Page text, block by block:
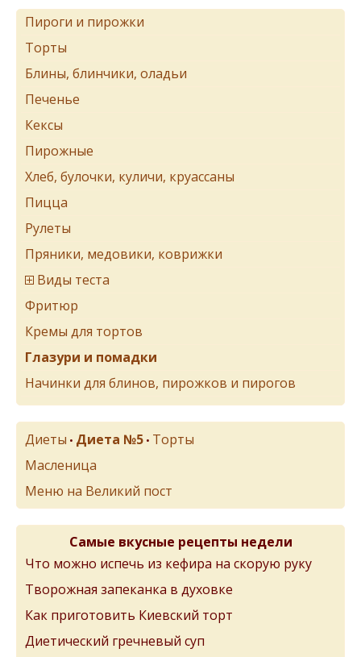
Пироги и пирожки
Торты
Блины, блинчики, оладьи
Печенье
Кексы
Пирожные
Хлеб, булочки, куличи, круассаны
Пицца
Рулеты
Пряники, медовики, коврижки
Виды теста
Фритюр
Кремы для тортов
Глазури и помадки
Начинки для блинов, пирожков и пирогов
Диеты • Диета №5 • Торты
Масленица
Меню на Великий пост
Самые вкусные рецепты недели
Что можно испечь из кефира на скорую руку
Творожная запеканка в духовке
Как приготовить Киевский торт
Диетический гречневый суп